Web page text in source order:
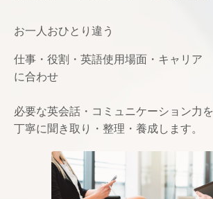
お一人おひとり違う
仕事・役割・英語使用場面・キャリア
に合わせ
必要な英会話・コミュニケーション力を
丁寧に聞き取り・整理・養成します。